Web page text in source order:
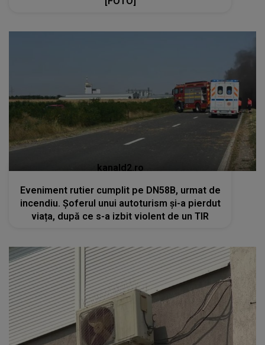
kanald2.ro
Eveniment rutier cumplit pe DN58B, urmat de
incendiu. Șoferul unui autoturism și-a pierdut
viața, după ce s-a izbit violent de un TIR